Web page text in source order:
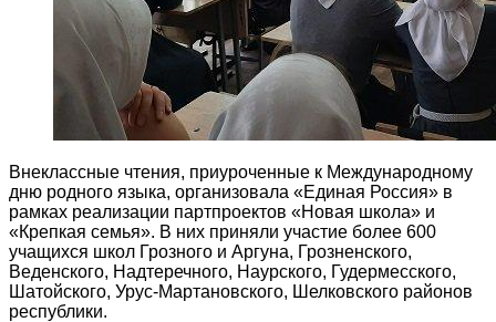
Внеклассные чтения, приуроченные к Международному
дню родного языка, организовала «Единая Россия» в
рамках реализации партпроектов «Новая школа» и
«Крепкая семья». В них приняли участие более 600
учащихся школ Грозного и Аргуна, Грозненского,
Веденского, Надтеречного, Наурского, Гудермесского,
Шатойского, Урус-Мартановского, Шелковского районов
республики.